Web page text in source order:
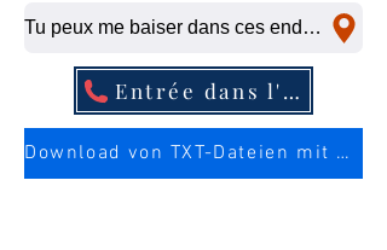
Tu peux me baiser dans ces endroits, même à la dernière minute.
Entrée dans l'annuaire téléphonique
Download von TXT-Dateien mit mehr Infos über die Sau